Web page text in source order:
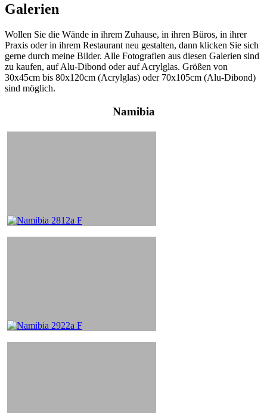
Galerien
Wollen Sie die Wände in ihrem Zuhause, in ihren Büros, in ihrer
Praxis oder in ihrem Restaurant neu gestalten, dann klicken Sie sich
gerne durch meine Bilder. Alle Fotografien aus diesen Galerien sind
zu kaufen, auf Alu-Dibond oder auf Acrylglas. Größen von
30x45cm bis 80x120cm (Acrylglas) oder 70x105cm (Alu-Dibond)
sind möglich.
Namibia